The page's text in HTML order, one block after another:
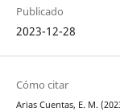
Publicado
2023-12-28
Cómo citar
Arias Cuentas, E. M.